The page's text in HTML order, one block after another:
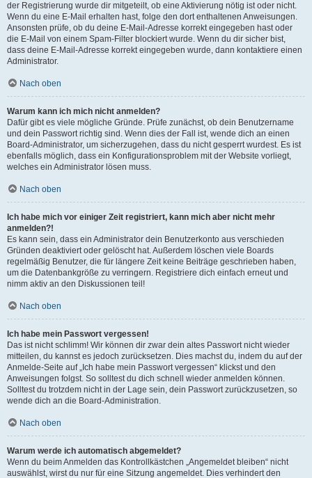
der Registrierung wurde dir mitgeteilt, ob eine Aktivierung nötig ist oder nicht.
Wenn du eine E-Mail erhalten hast, folge den dort enthaltenen Anweisungen.
Ansonsten prüfe, ob du deine E-Mail-Adresse korrekt eingegeben hast oder
die E-Mail von einem Spam-Filter blockiert wurde. Wenn du dir sicher bist,
dass deine E-Mail-Adresse korrekt eingegeben wurde, dann kontaktiere einen
Administrator.
Nach oben
Warum kann ich mich nicht anmelden?
Dafür gibt es viele mögliche Gründe. Prüfe zunächst, ob dein Benutzername
und dein Passwort richtig sind. Wenn dies der Fall ist, wende dich an einen
Board-Administrator, um sicherzugehen, dass du nicht gesperrt wurdest. Es ist
ebenfalls möglich, dass ein Konfigurationsproblem mit der Website vorliegt,
welches ein Administrator lösen muss.
Nach oben
Ich habe mich vor einiger Zeit registriert, kann mich aber nicht mehr
anmelden?!
Es kann sein, dass ein Administrator dein Benutzerkonto aus verschieden
Gründen deaktiviert oder gelöscht hat. Außerdem löschen viele Boards
regelmäßig Benutzer, die für längere Zeit keine Beiträge geschrieben haben,
um die Datenbankgröße zu verringern. Registriere dich einfach erneut und
nimm aktiv an den Diskussionen teil!
Nach oben
Ich habe mein Passwort vergessen!
Das ist nicht schlimm! Wir können dir zwar dein altes Passwort nicht wieder
mitteilen, du kannst es jedoch zurücksetzen. Dies machst du, indem du auf der
Anmelde-Seite auf „Ich habe mein Passwort vergessen“ klickst und den
Anweisungen folgst. So solltest du dich schnell wieder anmelden können.
Solltest du trotzdem nicht in der Lage sein, dein Passwort zurückzusetzen, so
wende dich an die Board-Administration.
Nach oben
Warum werde ich automatisch abgemeldet?
Wenn du beim Anmelden das Kontrollkästchen „Angemeldet bleiben“ nicht
auswählst, wirst du nur für eine Sitzung angemeldet. Dies verhindert den